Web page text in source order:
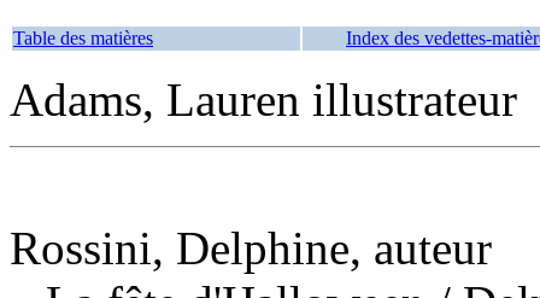
Table des matières Index des vedettes-
Adams, Lauren illustrateur
Rossini, Delphine, auteur